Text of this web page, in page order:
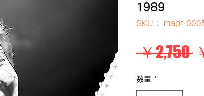
1989
SKU： mapr-
￥2,750
数量 *